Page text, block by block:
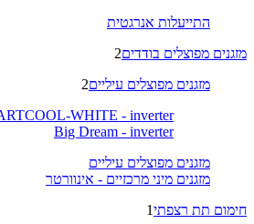
התייעלות אנרגטית
מזגנים מפוצלים בודדים2
מזגנים מפוצלים עיליים2
WHITE - inverter
Big Dream - inverter
מזגנים מפוצלים עיליים
מזגנים מיני מרכזיים - אינוורטר
חימום תת רצפתי1